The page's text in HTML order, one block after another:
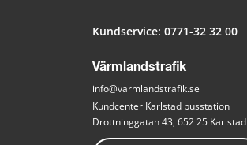
Kundservice: 0771-32 32 00
Värmlandstrafik
info@varmlandstrafik.se
Kundcenter Karlstad busstation
Drottninggatan 43, 652 25 Karlstad